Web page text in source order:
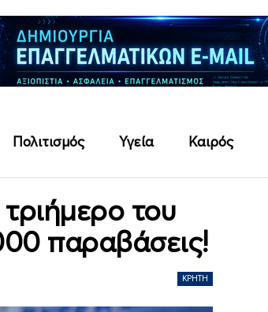
Πολιτισμός Υγεία Καιρός
του
παραβάσεις!
ΚΡΉΤΗ